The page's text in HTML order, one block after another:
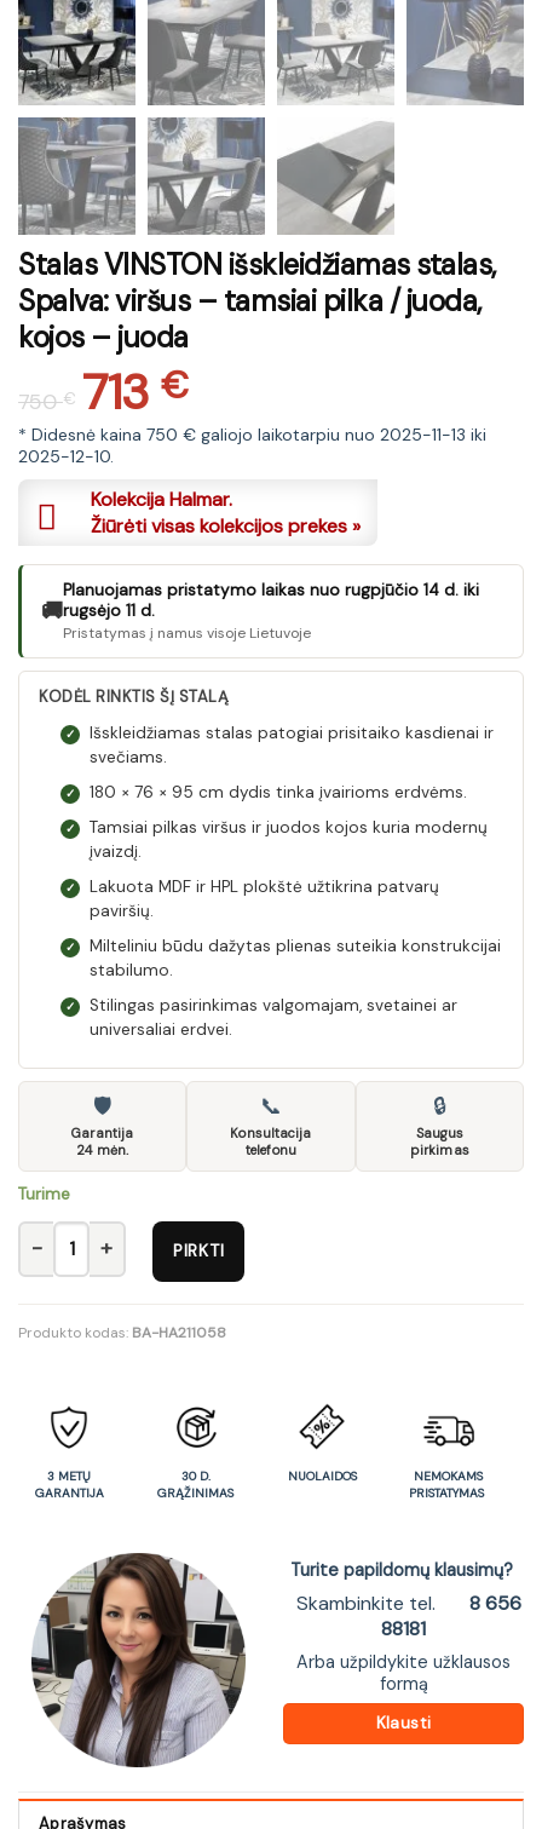
Stalas VINSTON išskleidžiamas stalas,
Spalva: viršus – tamsiai pilka / juoda,
kojos – juoda
750€
Original
price
was:
750 €.
713€
Current
price
is:
713 €.
* Didesnė kaina 750 € galiojo laikotarpiu nuo 2025-11-13 iki
2025-12-10.
Kolekcija Halmar.
Žiūrėti visas kolekcijos prekes »
🚚
Planuojamas pristatymo laikas nuo rugpjūčio 14 d. iki
rugsėjo 11 d.
Pristatymas į namus visoje Lietuvoje
KODĖL RINKTIS ŠĮ STALĄ
✓
Išskleidžiamas stalas patogiai prisitaiko kasdienai ir
svečiams.
✓ 180 × 76 × 95 cm dydis tinka įvairioms erdvėms.
✓
Tamsiai pilkas viršus ir juodos kojos kuria modernų
įvaizdį.
✓
Lakuota MDF ir HPL plokštė užtikrina patvarų
paviršių.
✓
Milteliniu būdu dažytas plienas suteikia konstrukcijai
stabilumo.
✓
Stilingas pasirinkimas valgomajam, svetainei ar
universaliai erdvei.
🛡
Garantija
24 mėn.
📞
Konsultacija
telefonu
🔒
Saugus
pirkimas
Turime
produkto kiekis: Stalas VINSTON išskleidžiamas stalas,
PIRKTI
Produkto kodas: BA-HA211058
3 METŲ
GARANTIJA
30 D.
GRĄŽINIMAS
NUOLAIDOS
NEMOKAMS
PRISTATYMAS
Turite papildomų klausimų?
Skambinkite tel.
8 656
88181
Arba užpildykite užklausos
formą
Klausti
Aprašymas